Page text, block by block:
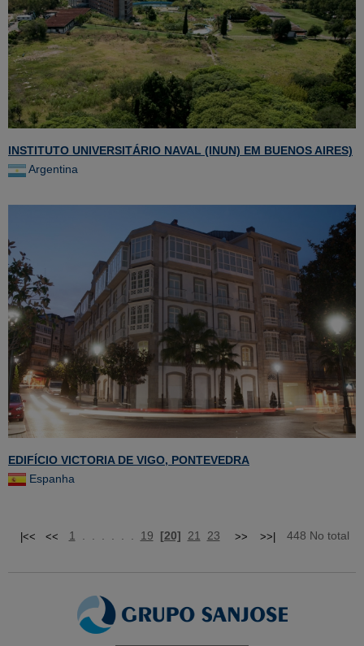
INSTITUTO UNIVERSITÁRIO NAVAL (INUN) EM BUENOS AIRES)
Argentina
EDIFÍCIO VICTORIA DE VIGO, PONTEVEDRA
Espanha
1 19 [20] 21 23 448 No total